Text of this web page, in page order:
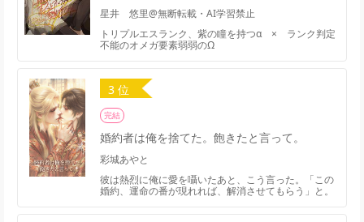
星井 悠里@無断転載・AI学習禁止
トリプルエスランク、紫の瞳を持つα × ランク判定
不能のオメガ要素弱弱のΩ
3 位
完結
婚約者は俺を捨てた。飽きたと言って。
彩城あやと
彼は熱烈に俺に愛を囁いたあと、こう言った。「この
婚約、運命の番が現れれば、解消させてもらう」と。